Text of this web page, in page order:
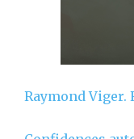
Raymond Viger.